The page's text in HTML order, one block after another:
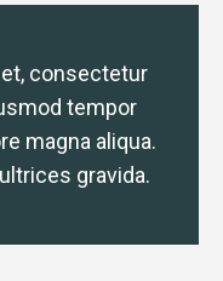
consectetur
tempor
magna aliqua.
gravida.